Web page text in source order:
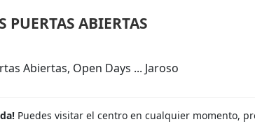
PUERTAS ABIERTAS
Abiertas, Open Days ... Jaroso
Puedes visitar el centro en cualquier momento,